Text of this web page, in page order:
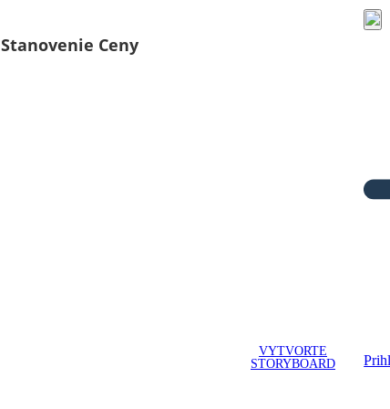
Stanovenie Ceny
VYTVORTE
STORYBOARD